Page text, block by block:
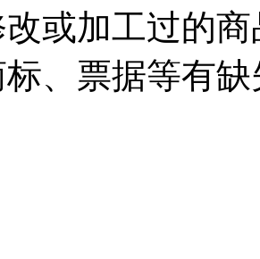
或加工过的商
、票据等有